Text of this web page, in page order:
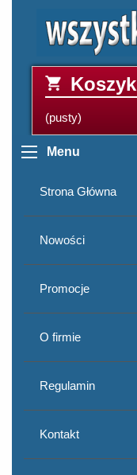
Koszyk
(pusty)
Menu
Strona Główna
Nowości
Promocje
O firmie
Regulamin
Kontakt